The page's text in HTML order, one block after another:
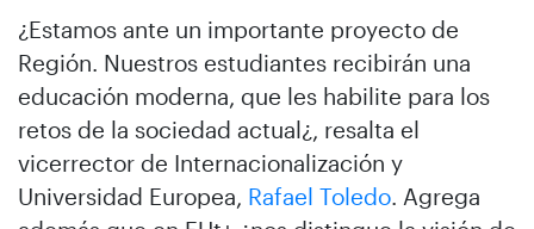
¿Estamos ante un importante proyecto de
Región. Nuestros estudiantes recibirán una
educación moderna, que les habilite para los
retos de la sociedad actual¿, resalta el
vicerrector de Internacionalización y
Universidad Europea, Rafael Toledo. Agrega